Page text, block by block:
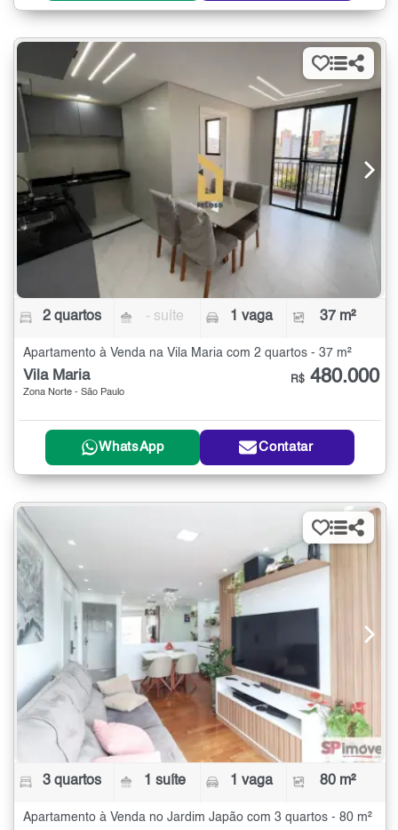
2 quartos - suíte 1 vaga 37 m²
Apartamento à Venda na Vila Maria com 2 quartos - 37 m²
Vila Maria
Zona Norte - São Paulo
R$ 480.000
WhatsApp Contatar
3 quartos 1 suíte 1 vaga 80 m²
Apartamento à Venda no Jardim Japão com 3 quartos - 80 m²